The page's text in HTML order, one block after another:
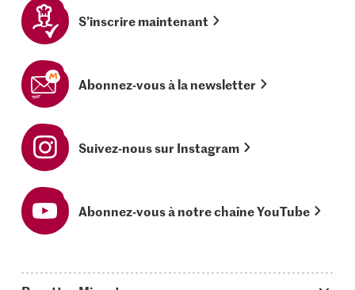
S’inscrire maintenant
Abonnez-vous à la newsletter
Suivez-nous sur Instagram
Abonnez-vous à notre chaîne YouTube